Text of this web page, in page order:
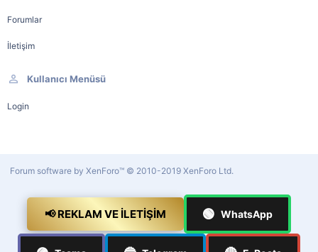
Forumlar
İletişim
Kullanıcı Menüsü
Login
Forum software by XenForo™ © 2010-2019 XenForo Ltd.
📢 REKLAM VE İLETIŞIM 🟢 WhatsApp